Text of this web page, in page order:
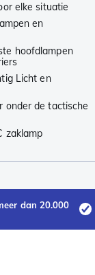
elke situatie
en
hoofdlampen
Licht en
onder de tactische
zaklamp
dan 20.000